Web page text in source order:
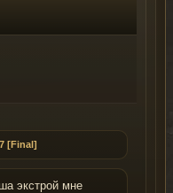
[Final]
экстрой мне